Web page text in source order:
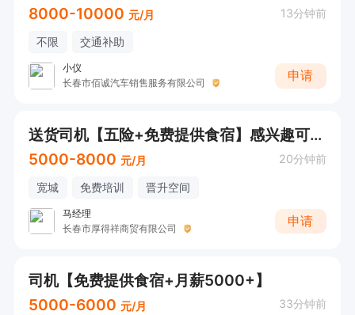
8000-10000 元/月 13分钟前
不限 交通补助
小仪
长春市佰诚汽车销售服务有限公司
申请
送货司机【五险+免费提供食宿】感兴趣可直接电话联系
5000-8000 元/月 20分钟前
宽城 免费培训 晋升空间
马经理
长春市厚得祥商贸有限公司
申请
司机【免费提供食宿+月薪5000+】
5000-6000 元/月 33分钟前